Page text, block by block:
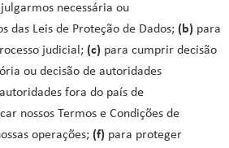
necessária ou
das Leis de Proteção de Dados; (b) para
judicial; (c) para cumprir decisão
ou decisão de autoridades
fora do país de
nossos Termos e Condições de
operações; (f) para proteger